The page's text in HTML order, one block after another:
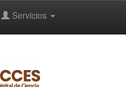
Servicios